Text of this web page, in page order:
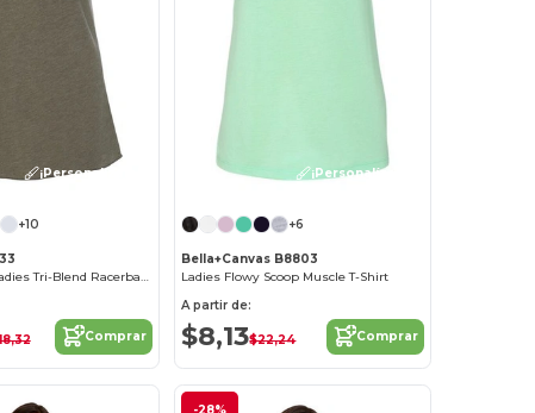
¡Personalízalo!
+10
Next Level™ Ladies Tri-Blend Racerback Tank
Comprar
¡Personalízalo!
+6
Bella+Canvas B8803
Ladies Flowy Scoop Muscle T-Shirt
A partir de:
$8,13$22,24 Comprar